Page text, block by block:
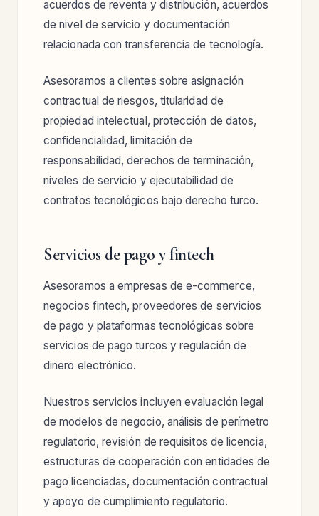
acuerdos de reventa y distribución, acuerdos
de nivel de servicio y documentación
relacionada con transferencia de tecnología.
Asesoramos a clientes sobre asignación
contractual de riesgos, titularidad de
propiedad intelectual, protección de datos,
confidencialidad, limitación de
responsabilidad, derechos de terminación,
niveles de servicio y ejecutabilidad de
contratos tecnológicos bajo derecho turco.
Servicios de pago y fintech
Asesoramos a empresas de e-commerce,
negocios fintech, proveedores de servicios
de pago y plataformas tecnológicas sobre
servicios de pago turcos y regulación de
dinero electrónico.
Nuestros servicios incluyen evaluación legal
de modelos de negocio, análisis de perímetro
regulatorio, revisión de requisitos de licencia,
estructuras de cooperación con entidades de
pago licenciadas, documentación contractual
y apoyo de cumplimiento regulatorio.